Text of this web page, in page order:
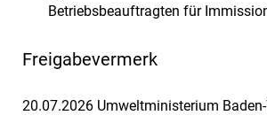
Betriebsbeauftragten für
Freigabevermerk
20.07.2026 Umweltministerium